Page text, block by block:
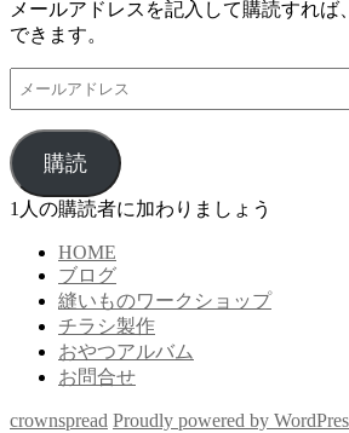
メールアドレスを記入して購読すれば
できます。
ル
ア
ド
レ
購読
1人の購読者に加わりましょう
HOME
ブログ
縫いものワークショップ
チラシ製作
おやつアルバム
お問合せ
crownspread Proudly powered by